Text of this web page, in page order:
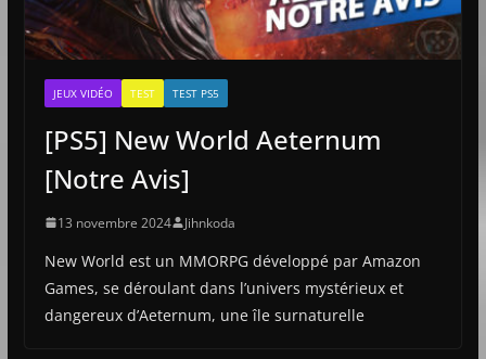
JEUX VIDÉO TEST TEST PS5
[PS5] New World Aeternum
[Notre Avis]
13 novembre 2024 Jihnkoda
New World est un MMORPG développé par Amazon
Games, se déroulant dans l’univers mystérieux et
dangereux d’Aeternum, une île surnaturelle